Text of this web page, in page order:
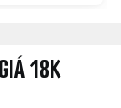
18K